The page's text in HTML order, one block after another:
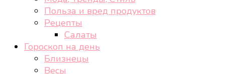
Польза и вред продуктов
Рецепты
Салаты
Гороскоп на день
Близнецы
Весы